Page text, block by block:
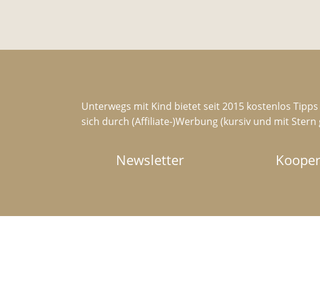
Unterwegs mit Kind bietet seit 2015 kostenlos
sich durch (Affiliate-)Werbung (kursiv und mit Stern
Newsletter